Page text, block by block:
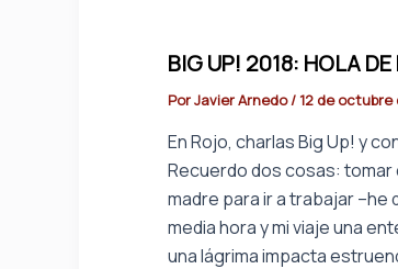
BIG UP! 2018: HOLA DE
PorJavier Arnedo/ 12 de octubre
En Rojo, charlas Big Up! y
Recuerdo dos cosas: tomar
madre para ir a trabajar –he
media hora y mi viaje una
una lágrima impacta